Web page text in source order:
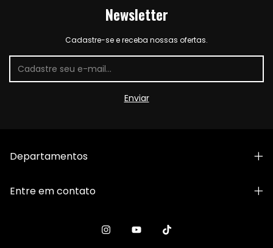
Newsletter
Cadastre-se e receba nossas ofertas.
Departamentos
Entre em contato